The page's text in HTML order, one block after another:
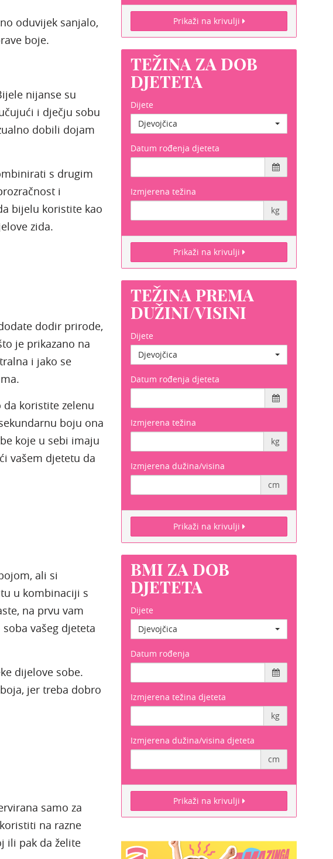
oduvijek sanjalo,
boje.
nijanse su
i dječju sobu
dobili dojam
s drugim
i
bijelu koristite kao
zida.
dodir prirode,
je prikazano na
i jako se
koristite zelenu
boju ona
koje u sebi imaju
vašem djetetu da
ali si
u kombinaciji s
na prvu vam
vašeg djeteta
dijelove sobe.
jer treba dobro
samo za
na razne
ili pak da želite
Prikaži na krivulji
TEŽINA ZA DOB
DJETETA
Dijete
Djevojčica
Datum rođenja djeteta
Izmjerena težina
kg
Prikaži na krivulji
TEŽINA PREMA
DUŽINI/VISINI
Dijete
Djevojčica
Datum rođenja djeteta
Izmjerena težina
kg
Izmjerena dužina/visina
cm
Prikaži na krivulji
BMI ZA DOB
DJETETA
Dijete
Djevojčica
Datum rođenja
Izmjerena težina djeteta
kg
Izmjerena dužina/visina djeteta
cm
Prikaži na krivulji